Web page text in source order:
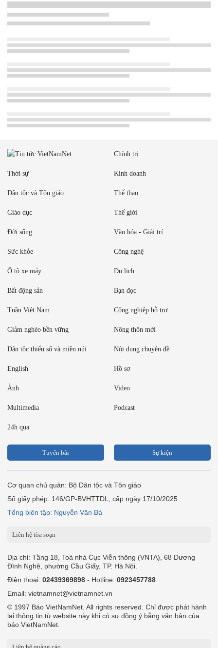
Chính trị
Thời sự Kinh doanh
Dân tộc và Tôn giáo Thể thao
Giáo dục Thế giới
Đời sống Văn hóa - Giải trí
Sức khỏe Công nghệ
Ô tô xe máy Du lịch
Bất động sản Bạn đọc
Tuần Việt Nam Công nghiệp hỗ trợ
Giảm nghèo bền vững Nông thôn mới
Dân tộc thiểu số và miền núi Nội dung chuyên đề
English Hồ sơ
Ảnh Video
Multimedia Podcast
24h qua
Tuyến bài Sự kiện
Cơ quan chủ quản: Bộ Dân tộc và Tôn giáo
Số giấy phép: 146/GP-BVHTTDL, cấp ngày 17/10/2025
Tổng biên tập: Nguyễn Văn Bá
Liên hệ tòa soạn
Địa chỉ: Tầng 18, Toà nhà Cục Viễn thông (VNTA), 68 Dương
Đình Nghệ, phường Cầu Giấy, TP. Hà Nội.
Điện thoại: 02439369898 - Hotline: 0923457788
Email: vietnamnet@vietnamnet.vn
© 1997 Báo VietNamNet. All rights reserved. Chỉ được phát hành
lại thông tin từ website này khi có sự đồng ý bằng văn bản của
báo VietNamNet.
Liên hệ quảng cáo